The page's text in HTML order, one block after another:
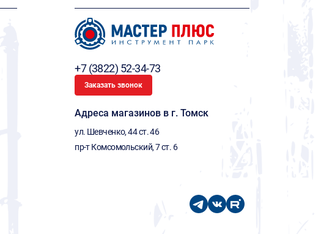
+7 (3822) 52-34-73
Заказать звонок
Адреса магазинов в г. Томск
ул. Шевченко, 44 ст. 46
пр-т Комсомольский, 7 ст. 6